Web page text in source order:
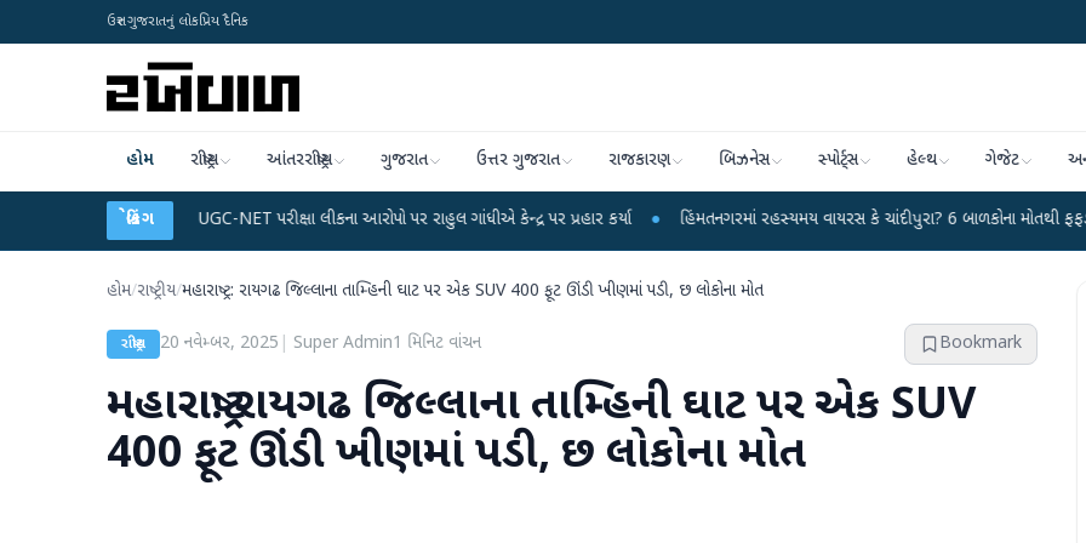
ઉત્તર ગુજરાતનું લોકપ્રિય દૈનિક
હોમ રાષ્ટ્રીય આંતરરાષ્ટ્રીય ગુજરાત ઉત્તર ગુજરાત રાજકારણ બિઝનેસ સ્પોર્ટ્સ હેલ્થ ગેજેટ
બ્રેકિંગ
UGC-NET પરીક્ષા લીકના આરોપો પર રાહુલ ગાંધીએ કેન્દ્ર પર પ્રહાર કર્યા ● હિંમતનગરમાં રહસ્યમય વાયરસ કે ચાંદીપુરા? 6 બાળકોના મોતથી ફફડાટ ●
હોમ/રાષ્ટ્રીય/મહારાષ્ટ્ર: રાયગઢ જિલ્લાના તામ્હિની ઘાટ પર એક SUV 400 ફૂટ ઊંડી ખીણમાં પડી, છ લોકોના મોત
રાષ્ટ્રીય 20 નવેમ્બર, 2025 Super Admin1 મિનિટ વાંચન Bookmark
મહારાષ્ટ્ર: રાયગઢ જિલ્લાના તામ્હિની ઘાટ પર એક SUV
400 ફૂટ ઊંડી ખીણમાં પડી, છ લોકોના મોત